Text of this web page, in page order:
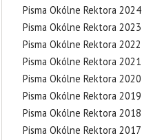
Pisma Okólne Rektora 2024
Pisma Okólne Rektora 2023
Pisma Okólne Rektora 2022
Pisma Okólne Rektora 2021
Pisma Okólne Rektora 2020
Pisma Okólne Rektora 2019
Pisma Okólne Rektora 2018
Pisma Okólne Rektora 2017